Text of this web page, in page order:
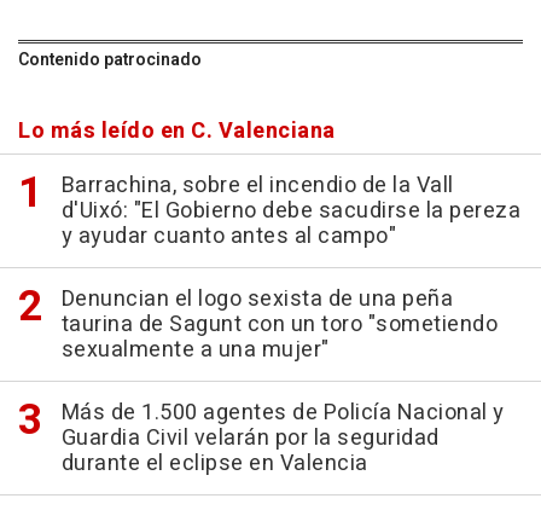
Contenido patrocinado
Lo más leído en C. Valenciana
Barrachina, sobre el incendio de la Vall
d'Uixó: "El Gobierno debe sacudirse la pereza
y ayudar cuanto antes al campo"
Denuncian el logo sexista de una peña
taurina de Sagunt con un toro "sometiendo
sexualmente a una mujer"
Más de 1.500 agentes de Policía Nacional y
Guardia Civil velarán por la seguridad
durante el eclipse en Valencia